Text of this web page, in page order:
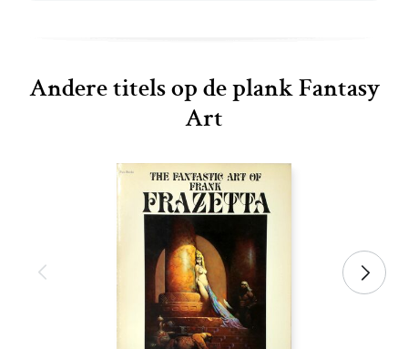
Andere titels op de plank Fantasy
Art